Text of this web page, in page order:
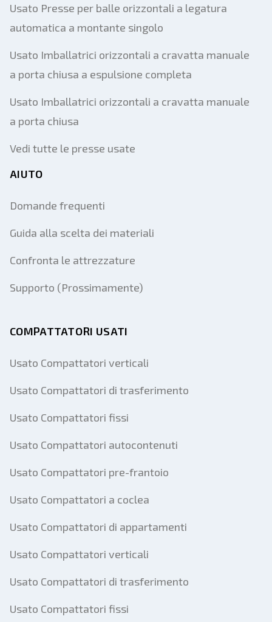
Usato Presse per balle orizzontali a legatura
automatica a montante singolo
Usato Imballatrici orizzontali a cravatta manuale
a porta chiusa a espulsione completa
Usato Imballatrici orizzontali a cravatta manuale
a porta chiusa
Vedi tutte le presse usate
AIUTO
Domande frequenti
Guida alla scelta dei materiali
Confronta le attrezzature
Supporto (Prossimamente)
COMPATTATORI USATI
Usato Compattatori verticali
Usato Compattatori di trasferimento
Usato Compattatori fissi
Usato Compattatori autocontenuti
Usato Compattatori pre-frantoio
Usato Compattatori a coclea
Usato Compattatori di appartamenti
Usato Compattatori verticali
Usato Compattatori di trasferimento
Usato Compattatori fissi